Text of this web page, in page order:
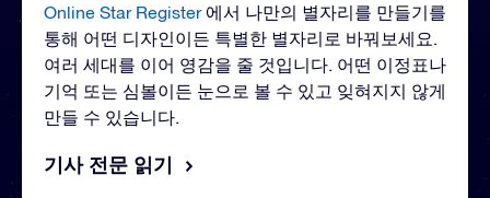
Online Star Register에서 나만의 별자리를 만들기를
통해 어떤 디자인이든 특별한 별자리로 바꿔보세요.
여러 세대를 이어 영감을 줄 것입니다. 어떤 이정표나
기억 또는 심볼이든 눈으로 볼 수 있고 잊혀지지 않게
만들 수 있습니다.
기사 전문 읽기